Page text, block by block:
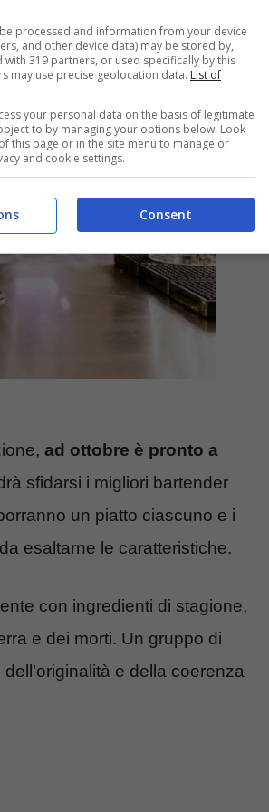
ad ottobre è pronto a
sfidarsi i migliori bartender
un piatto ciascuno e i
esaltarne le caratteristiche.
con ingredienti di stagione,
e dei morti. Un gruppo di
e della coerenza
processed and information from your device
and other device data) may be stored by,
with 319 partners, or used specifically by this
may use precise geolocation data. List of
your personal data on the basis of legitimate
to by managing your options below. Look
this page or in the site menu to manage or
and cookie settings.
Consent